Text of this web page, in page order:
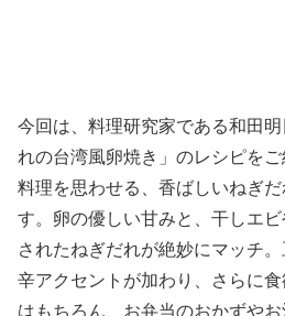
今回は、料理研究家である和田
れの台湾風卵焼き」のレシピを
料理を思わせる、香ばしいねぎ
す。卵の優しい甘みと、干しエ
されたねぎだれが絶妙にマッチ
辛アクセントが加わり、さらに
はもちろん、お弁当のおかずや